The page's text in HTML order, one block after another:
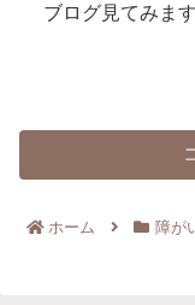
ブログ見てみま
ホーム 障が